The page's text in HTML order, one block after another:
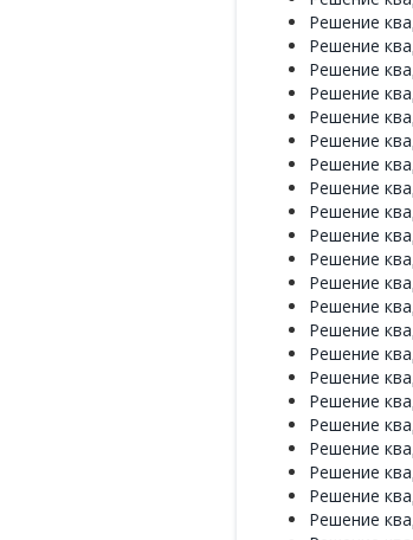
Решение
Решение
Решение
Решение
Решение
Решение
Решение
Решение
Решение
Решение
Решение
Решение
Решение
Решение
Решение
Решение
Решение
Решение
Решение
Решение
Решение
Решение